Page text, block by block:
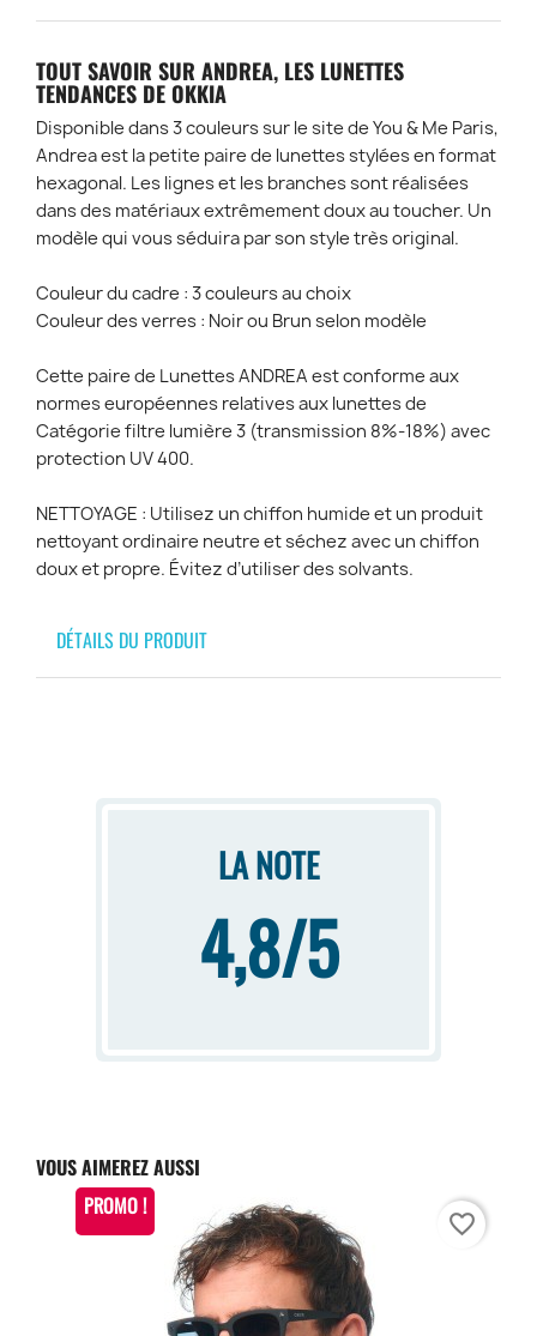
TOUT SAVOIR SUR ANDREA, LES LUNETTES
TENDANCES DE OKKIA
Disponible dans 3 couleurs sur le site de You & Me Paris,
Andrea est la petite paire de lunettes stylées en format
hexagonal. Les lignes et les branches sont réalisées
dans des matériaux extrêmement doux au toucher. Un
modèle qui vous séduira par son style très original.
Couleur du cadre : 3 couleurs au choix
Couleur des verres : Noir ou Brun selon modèle
Cette paire de Lunettes ANDREA est conforme aux
normes européennes relatives aux lunettes de
Catégorie filtre lumière 3 (transmission 8%-18%) avec
protection UV 400.
NETTOYAGE : Utilisez un chiffon humide et un produit
nettoyant ordinaire neutre et séchez avec un chiffon
doux et propre. Évitez d’utiliser des solvants.
DÉTAILS DU PRODUIT
LA NOTE
4,8/5
VOUS AIMEREZ AUSSI
PROMO !
favorite_border